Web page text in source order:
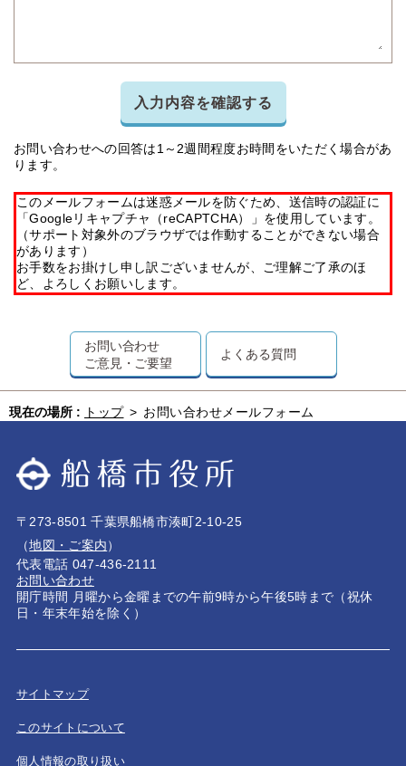
入力内容を確認する
お問い合わせへの回答は1～2週間程度お時間をいただく場合があ
ります。
このメールフォームは迷惑メールを防ぐため、送信時の認証に
「Googleリキャプチャ（reCAPTCHA）」を使用しています。
（サポート対象外のブラウザでは作動することができない場合
があります）
お手数をお掛けし申し訳ございませんが、ご理解ご了承のほ
ど、よろしくお願いします。
お問い合わせ
ご意見・ご要望
よくある質問
現在の場所 : トップ > お問い合わせメールフォーム
〒273-8501 千葉県船橋市湊町2-10-25
（地図・ご案内）
代表電話 047-436-2111
お問い合わせ
開庁時間 月曜から金曜までの午前9時から午後5時まで（祝休
日・年末年始を除く）
サイトマップ
このサイトについて
個人情報の取り扱い